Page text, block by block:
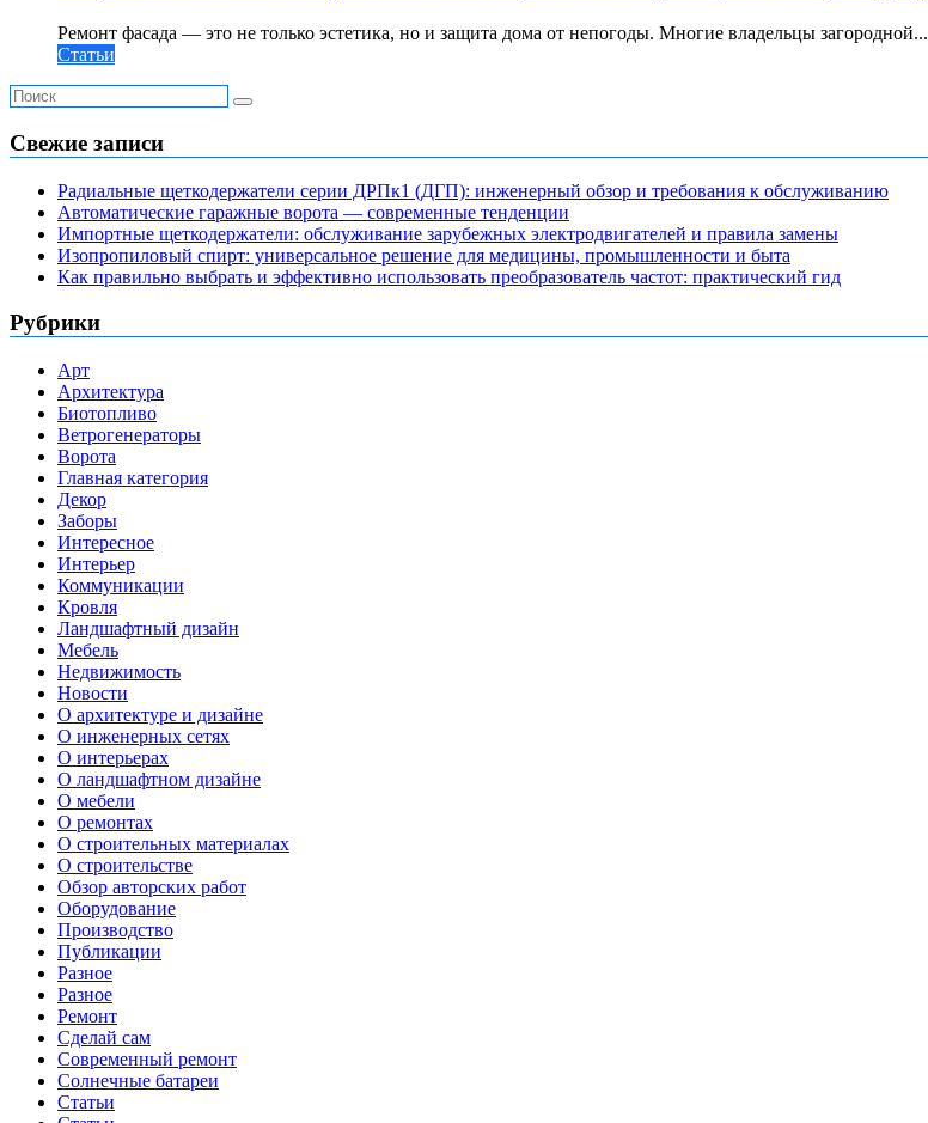
Ремонт фасада — это не только эстетика, но и защита дома от непогоды. Многие владельцы загородной...
Статьи
Свежие записи
Радиальные щеткодержатели серии ДРПк1 (ДГП): инженерный обзор и требования к обслуживанию
Автоматические гаражные ворота — современные тенденции
Импортные щеткодержатели: обслуживание зарубежных электродвигателей и правила замены
Изопропиловый спирт: универсальное решение для медицины, промышленности и быта
Как правильно выбрать и эффективно использовать преобразователь частот: практический гид
Рубрики
Арт
Архитектура
Биотопливо
Ветрогенераторы
Ворота
Главная категория
Декор
Заборы
Интересное
Интерьер
Коммуникации
Кровля
Ландшафтный дизайн
Мебель
Недвижимость
Новости
О архитектуре и дизайне
О инженерных сетях
О интерьерах
О ландшафтном дизайне
О мебели
О ремонтах
О строительных материалах
О строительстве
Обзор авторских работ
Оборудование
Производство
Публикации
Разное
Разное
Ремонт
Сделай сам
Современный ремонт
Солнечные батареи
Статьи